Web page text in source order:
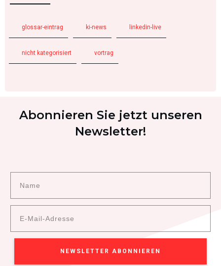
glossar-eintrag ki-news linkedin-live
nicht kategorisiert vortrag
Abonnieren Sie jetzt unseren
Newsletter!
NEWSLETTER ABONNIEREN